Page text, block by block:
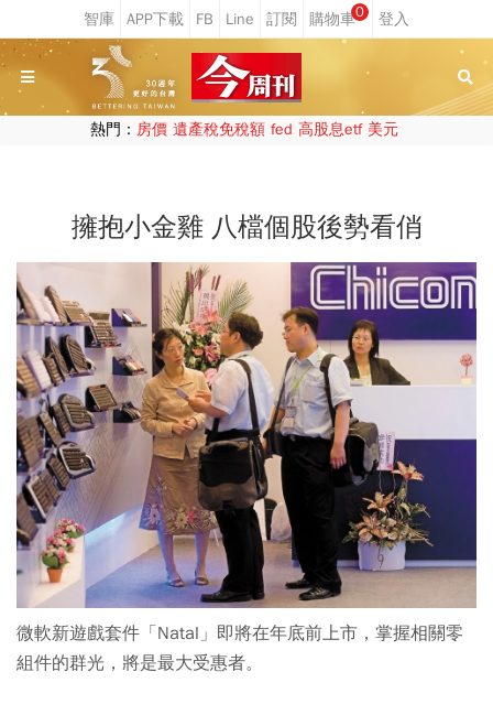
0
熱門： 房價 遺產稅免稅額 fed 高股息etf 美元
擁抱小金雞 八檔個股後勢看俏
微軟新遊戲套件「Natal」即將在年底前上市，掌握相關零
組件的群光，將是最大受惠者。